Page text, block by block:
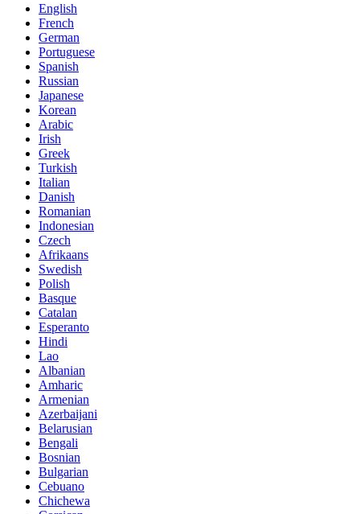
English
French
German
Portuguese
Spanish
Russian
Japanese
Korean
Arabic
Irish
Greek
Turkish
Italian
Danish
Romanian
Indonesian
Czech
Afrikaans
Swedish
Polish
Basque
Catalan
Esperanto
Hindi
Lao
Albanian
Amharic
Armenian
Azerbaijani
Belarusian
Bengali
Bosnian
Bulgarian
Cebuano
Chichewa